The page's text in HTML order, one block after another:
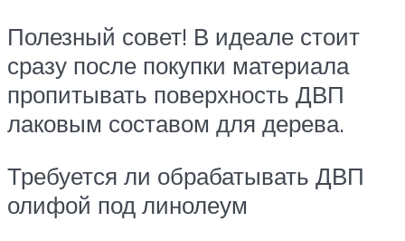
Полезный совет! В идеале стоит
сразу после покупки материала
пропитывать поверхность ДВП
лаковым составом для дерева.
Требуется ли обрабатывать ДВП
олифой под линолеум